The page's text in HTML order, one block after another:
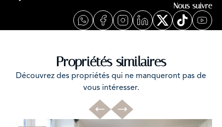
Nous suivre
Propriétés similaires
Découvrez des propriétés qui ne manqueront pas de
vous intéresser.